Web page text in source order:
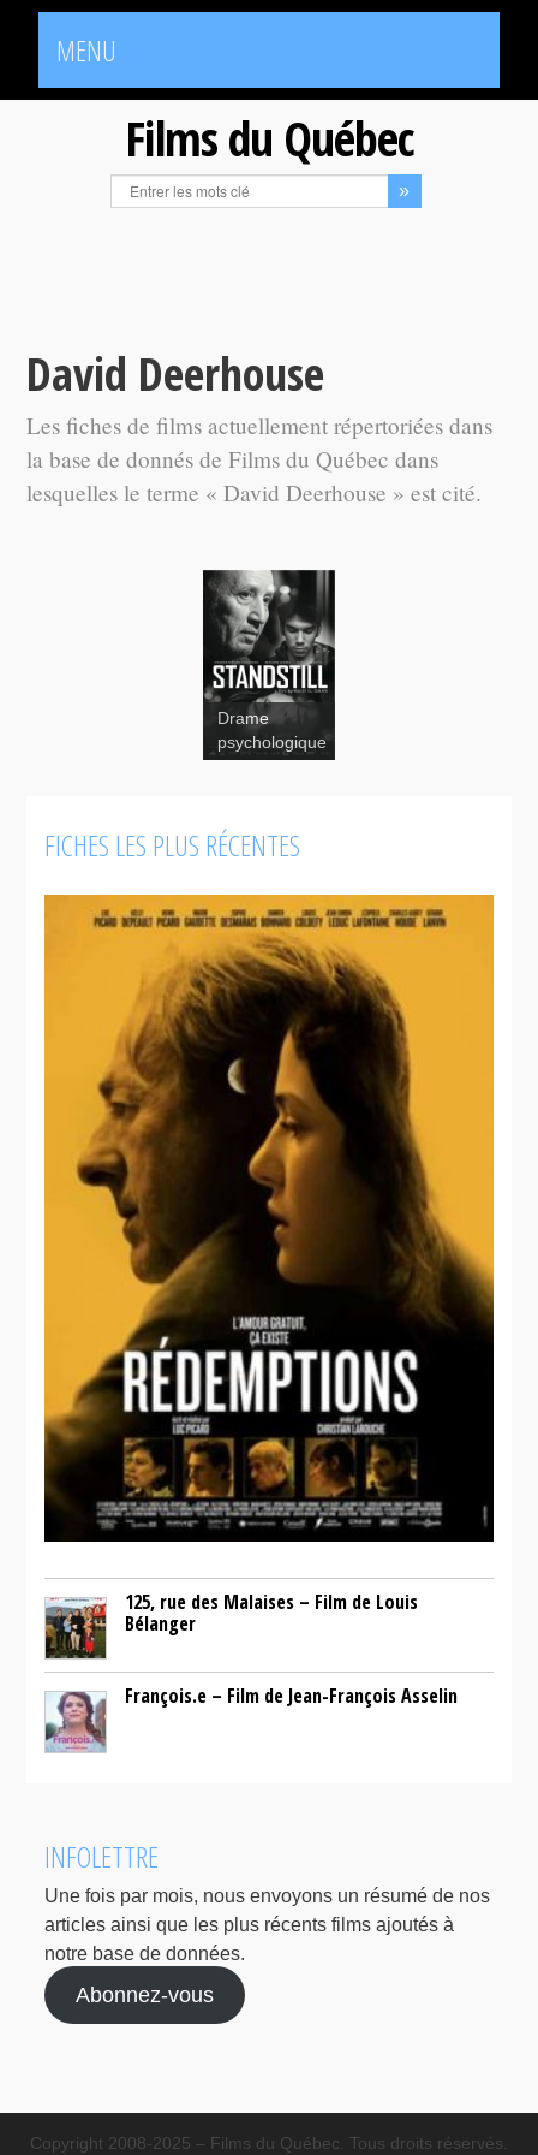
MENU
Films du Québec
David Deerhouse
Les fiches de films actuellement répertoriées dans
la base de donnés de Films du Québec dans
lesquelles le terme « David Deerhouse » est cité.
Standstill
Drame
psychologique
FICHES LES PLUS RÉCENTES
125, rue des Malaises – Film de Louis
Bélanger
François.e – Film de Jean-François Asselin
INFOLETTRE
Une fois par mois, nous envoyons un résumé de nos
articles ainsi que les plus récents films ajoutés à
notre base de données.
Abonnez-vous
Copyright 2008-2025 – Films du Québec. Tous droits réservés.